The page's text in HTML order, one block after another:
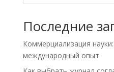
Последние
Коммерциализация
международный опыт